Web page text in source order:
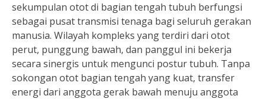
sekumpulan otot di bagian tengah tubuh berfungsi
sebagai pusat transmisi tenaga bagi seluruh gerakan
manusia. Wilayah kompleks yang terdiri dari otot
perut, punggung bawah, dan panggul ini bekerja
secara sinergis untuk mengunci postur tubuh. Tanpa
sokongan otot bagian tengah yang kuat, transfer
energi dari anggota gerak bawah menuju anggota